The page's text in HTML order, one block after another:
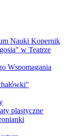
Nauki Kopernik
w Teatrze
Wspomagania
plastyczne